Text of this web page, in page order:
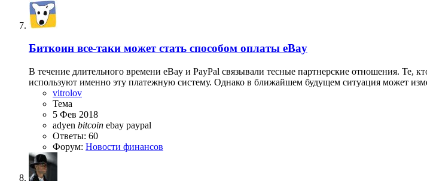
Биткоин все-таки может стать способом оплаты eBay
В течение длительного времени eBay и PayPal связывали тесные партнерские отношения. Те,
используют именно эту платежную систему. Однако в ближайшем будущем ситуация может
vitrolov
Тема
5 Фев 2018
adyen bitcoin ebay paypal
Ответы: 60
Форум: Новости финансов